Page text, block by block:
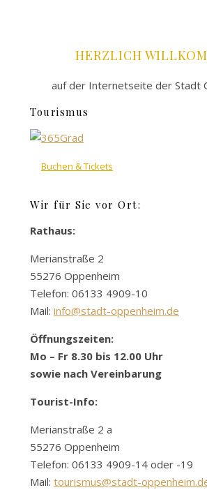
HERZLICH
auf der Internetseite der Stadt
Tourismus
Buchen & Tickets
Wir für Sie vor Ort:
Rathaus:
Merianstraße 2
55276 Oppenheim
Telefon: 06133 4909-10
Mail: info@stadt-oppenheim.de
Öffnungszeiten:
Mo – Fr 8.30 bis 12.00 Uhr
sowie nach Vereinbarung
Tourist-Info:
Merianstraße 2 a
55276 Oppenheim
Telefon: 06133 4909-14 oder -19
Mail: tourismus@stadt-